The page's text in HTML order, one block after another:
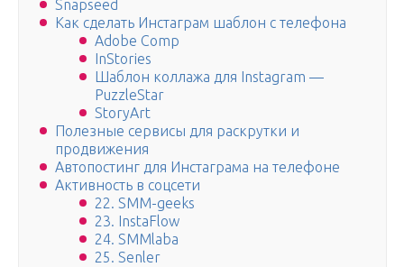
Snapseed
Как сделать Инстаграм шаблон с телефона
Adobe Comp
InStories
Шаблон коллажа для Instagram —
PuzzleStar
StoryArt
Полезные сервисы для раскрутки и
продвижения
Автопостинг для Инстаграма на телефоне
Активность в соцсети
22. SMM-geeks
23. InstaFlow
24. SMMlaba
25. Senler